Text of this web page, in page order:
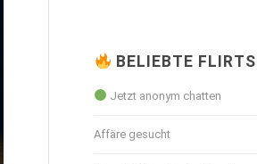
BELIEBTE
Jetzt anonym chatten
Affäre gesucht